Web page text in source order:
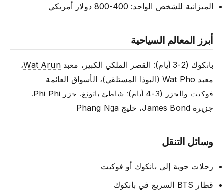
الميزانية للشخص الواحد: 400-800 دولار أمريكي
أبرز المعالم السياحية
بانكوك (2-3 أيام): القصر الملكي الكبير، معبد Wat Arun،
معبد Wat Pho (البوذا المستلقي)، الأسواق العائمة
فوكيت والجزر (3-4 أيام): شاطئ باتونغ، جزر Phi Phi،
جزيرة James Bond، خليج Phang Nga
وسائل التنقل
رحلات جوية إلى بانكوك أو فوكيت
قطار BTS السريع في بانكوك